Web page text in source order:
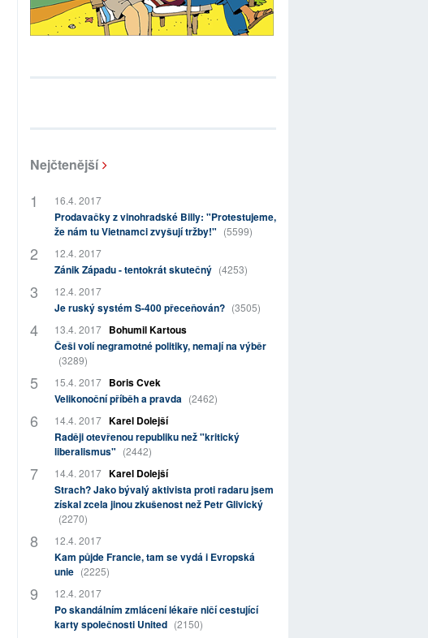
Nejčtenější
16.4. 2017
Prodavačky z vinohradské Billy: "Protestujeme,
že nám tu Vietnamci zvyšují tržby!" (5599)
12.4. 2017
Zánik Západu - tentokrát skutečný (4253)
12.4. 2017
Je ruský systém S-400 přeceňován? (3505)
13.4. 2017
Bohumil Kartous
Češi volí negramotné politiky, nemají na výběr
(3289)
15.4. 2017
Boris Cvek
Velikonoční příběh a pravda (2462)
14.4. 2017 Karel Dolejší
Raději otevřenou republiku než "kritický
liberalismus" (2442)
14.4. 2017 Karel Dolejší
Strach? Jako bývalý aktivista proti radaru jsem
získal zcela jinou zkušenost než Petr Glivický
(2270)
12.4. 2017
Kam půjde Francie, tam se vydá i Evropská
unie (2225)
12.4. 2017
Po skandálním zmlácení lékaře ničí cestující
karty společnosti United (2150)